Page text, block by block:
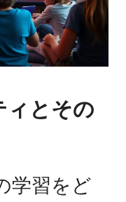
ィとその
学習をど